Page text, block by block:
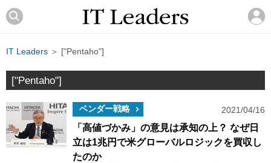
IT Leaders ＞ ["Pentaho"]
["Pentaho"]
ベンダー戦略 2021/04/16
「高値づかみ」の意見は承知の上？ なぜ日
立は1兆円で米グローバルロジックを買収し
たのか